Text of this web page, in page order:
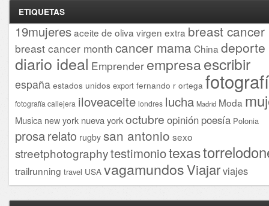
ETIQUETAS
19mujeresaceite de oliva virgen extra breast cancer
breast cancer month cancer mama China deporte
diario ideal Emprender empresaescribir
españa estados unidos export fernando r ortega
fotografía callejera iloveaceite londres lucha Madrid Moda
Musica new york nueva yorkoctubre opinión poesía Polonia
prosarelato rugby san antonio sexo
streetphotographytestimoniotexas
trailrunning travel USA vagamundosViajarviajes